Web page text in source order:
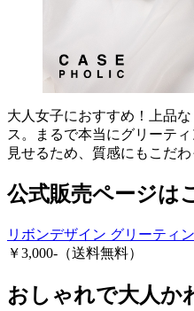
大人女子におすすめ！上品
ス。まるで本当にグリーテ
見せるため、質感にもこだわ
公式販売ページは
リボンデザイン グリーティ
￥3,000-（送料無料）
おしゃれで大人か